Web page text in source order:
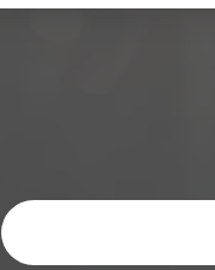
关键字